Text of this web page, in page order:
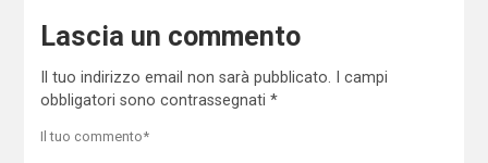
Lascia un commento
Il tuo indirizzo email non sarà pubblicato.
I campi
obbligatori sono contrassegnati *